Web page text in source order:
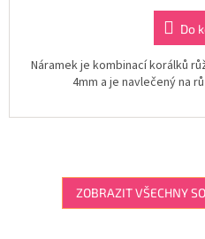
Do
Náramek je kombinací korálků
4mm a je navlečený na
ZOBRAZIT VŠECHNY